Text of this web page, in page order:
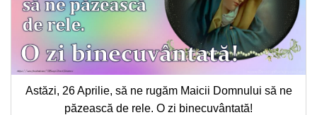
Astăzi, 26 Aprilie, să ne rugăm Maicii Domnului să ne
păzească de rele. O zi binecuvântată!